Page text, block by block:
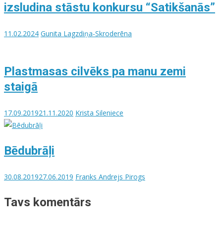
izsludina stāstu konkursu “Satikšanās”
11.02.2024 Gunita Lagzdiņa-Skroderēna
Plastmasas cilvēks pa manu zemi
staigā
17.09.201921.11.2020 Krista Sileniece
Bēdubrāļi
30.08.201927.06.2019 Franks Andrejs Pirogs
Tavs komentārs